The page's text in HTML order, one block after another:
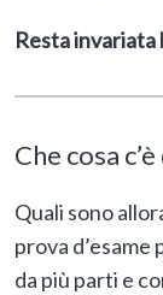
Resta invariata
Che cosa
Quali sono
prova d’esame
da più parti e